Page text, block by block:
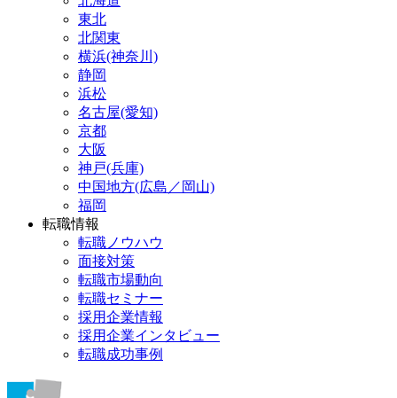
東北
北関東
横浜(神奈川)
静岡
浜松
名古屋(愛知)
京都
大阪
神戸(兵庫)
中国地方(広島／岡山)
福岡
転職情報
転職ノウハウ
面接対策
転職市場動向
転職セミナー
採用企業情報
採用企業インタビュー
転職成功事例